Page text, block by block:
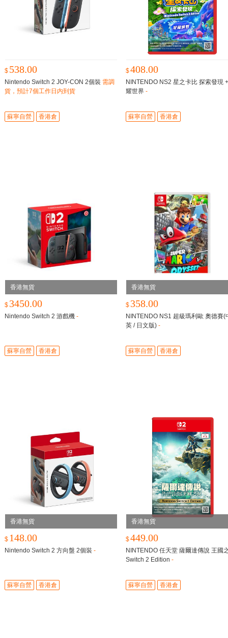
$ 538.00
Nintendo Switch 2 JOY-CON 2個裝 需調
貨，預計7個工作日内到貨
蘇寧自營 香港倉
$408.00
NINTENDO NS2 星之卡比 探索發現
耀世界 -
蘇寧自營 香港倉
香港無貨
$ 3450.00
Nintendo Switch 2 游戲機 -
蘇寧自營 香港倉
香港無貨
$ 358.00
NINTENDO NS1 超級瑪利歐 奧德賽(
英 / 日文版) -
蘇寧自營 香港倉
香港無貨
$ 148.00
Nintendo Switch 2 方向盤 2個裝 -
蘇寧自營 香港倉
香港無貨
$449.00
NINTENDO 任天堂 薩爾達傳說 王國
Switch 2 Edition -
蘇寧自營 香港倉